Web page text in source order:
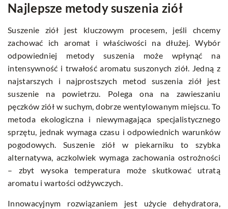
Najlepsze metody suszenia ziół
Suszenie ziół jest kluczowym procesem, jeśli chcemy
zachować ich aromat i właściwości na dłużej. Wybór
odpowiedniej metody suszenia może wpłynąć na
intensywność i trwałość aromatu suszonych ziół. Jedną z
najstarszych i najprostszych metod suszenia ziół jest
suszenie na powietrzu. Polega ona na zawieszaniu
pęczków ziół w suchym, dobrze wentylowanym miejscu. To
metoda ekologiczna i niewymagająca specjalistycznego
sprzętu, jednak wymaga czasu i odpowiednich warunków
pogodowych. Suszenie ziół w piekarniku to szybka
alternatywa, aczkolwiek wymaga zachowania ostrożności
– zbyt wysoka temperatura może skutkować utratą
aromatu i wartości odżywczych.
Innowacyjnym rozwiązaniem jest użycie dehydratora,